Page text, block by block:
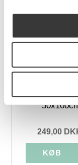
Checker
249,00